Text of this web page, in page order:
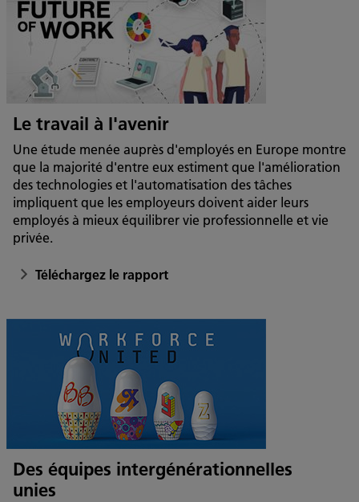
Le travail à l'avenir
Une étude menée auprès d'employés en Europe montre
que la majorité d'entre eux estiment que l'amélioration
des technologies et l'automatisation des tâches
impliquent que les employeurs doivent aider leurs
employés à mieux équilibrer vie professionnelle et vie
privée.
Téléchargez le rapport
Des équipes intergénérationnelles
unies